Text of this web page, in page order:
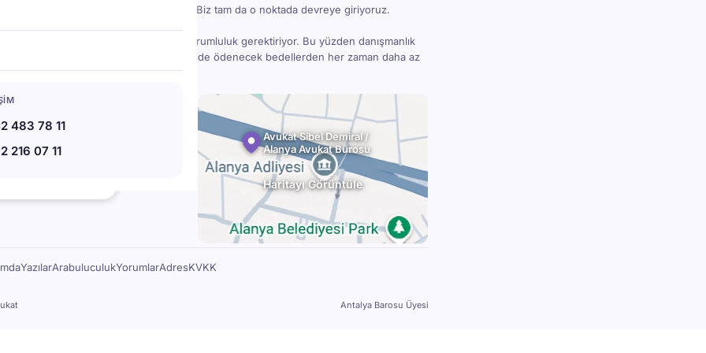
483 78 11
216 07 11
madde gözden kaçınca işler karışabilir. Biz tam da o noktada devreye giriyoruz.
bilgi, deneyim, zaman ve sorumluluk gerektiriyor. Bu yüzden danışmanlık
— ama doğru hukuki destek, ileride ödenecek bedellerden her zaman daha az
11
Blv. No:220, 07400 Alanya
Avukat Sibel Demiral /
Alanya Avukat Bürosu
Haritayı Görüntüle
YazılarArabuluculukYorumlarAdresKVKK
Antalya Barosu Üyesi